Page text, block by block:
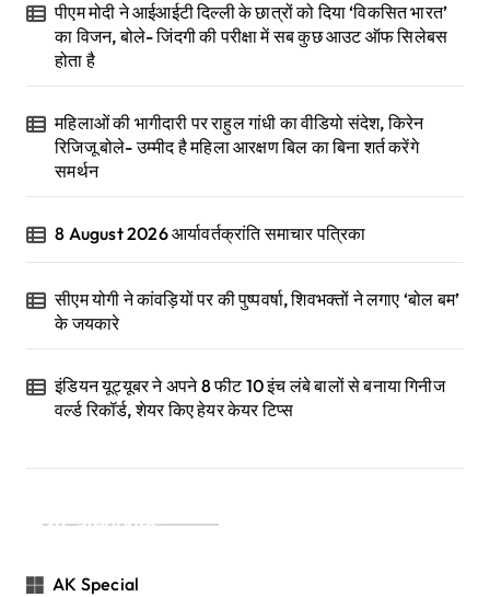
पीएम मोदी ने आईआईटी दिल्ली के छात्रों को दिया ‘विकसित भारत’
का विजन, बोले- जिंदगी की परीक्षा में सब कुछ आउट ऑफ सिलेबस
होता है
महिलाओं की भागीदारी पर राहुल गांधी का वीडियो संदेश, किरेन
रिजिजू बोले- उम्मीद है महिला आरक्षण बिल का बिना शर्त करेंगे
समर्थन
8 August 2026 आर्यावर्तक्रांति समाचार पत्रिका
सीएम योगी ने कांवड़ियों पर की पुष्पवर्षा, शिवभक्तों ने लगाए ‘बोल बम’
के जयकारे
इंडियन यूट्यूबर ने अपने 8 फीट 10 इंच लंबे बालों से बनाया गिनीज
वर्ल्ड रिकॉर्ड, शेयर किए हेयर केयर टिप्स
Categories
AK Special